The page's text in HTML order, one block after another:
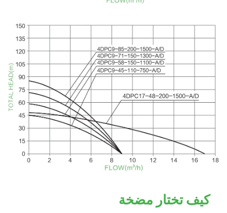
كيف تختار مضخة